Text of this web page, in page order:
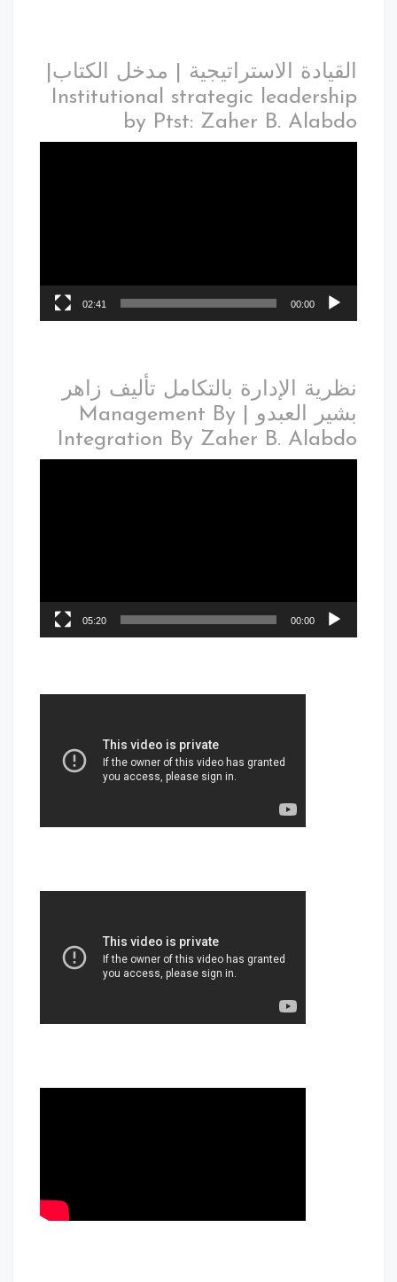
القيادة الاستراتيجية | مدخل الكتاب|
Institutional strategic leadership
by Ptst: Zaher B. Alabdo
00:00
02:41
نظرية الإدارة بالتكامل تأليف زاهر
بشير العبدو | Management By
Integration By Zaher B. Alabdo
00:00
05:20